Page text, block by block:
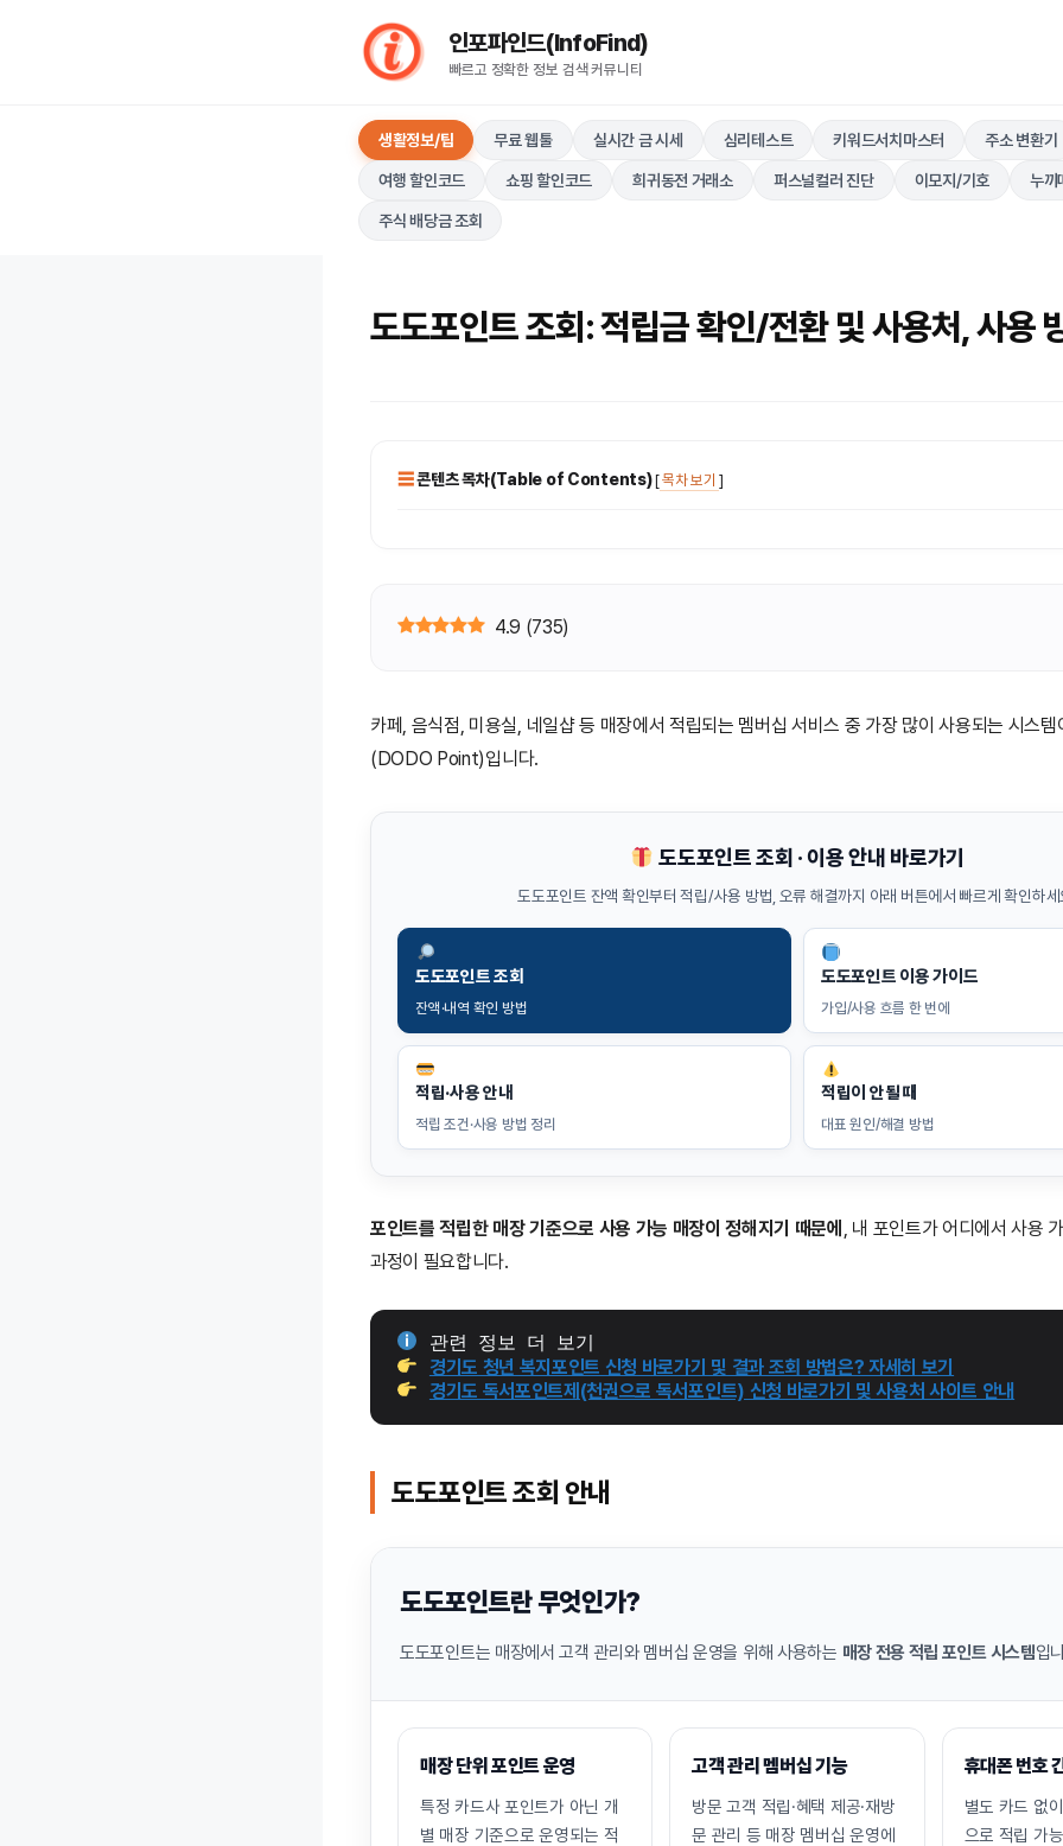
인포파인드(InfoFind)​​​​
빠르고 정확한 정보 검색 커뮤니티
생활정보/팁 무료 웹툴 실시간 금 시세 심리테스트 키워드서치마스터 주소 변환기
여행 할인코드 쇼핑 할인코드 희귀동전 거래소 퍼스널컬러 진단 이모지/기호 누끼
주식 배당금 조회
도도포인트 조회: 적립금 확인/전환 및 사용처, 사용
콘텐츠 목차(Table of Contents)[목차 보기 ]
4.9 (735)
카페, 음식점, 미용실, 네일샵 등 매장에서 적립되는 멤버십 서비스 중 가장 많이 사용되는 시스
(DODO Point)입니다.
도도포인트 조회 · 이용 안내 바로가기
도도포인트 잔액 확인부터 적립/사용 방법, 오류 해결까지 아래 버튼에서 빠르게 확인하세
도도포인트 조회
잔액·내역 확인 방법
도도포인트 이용 가이드
가입/사용 흐름 한 번에
적립·사용 안내
적립 조건·사용 방법 정리
적립이 안될 때
대표 원인/해결 방법
포인트를 적립한 매장 기준으로 사용 가능 매장이 정해지기 때문에 , 내 포인트가 어디에서 사용
과정이 필요합니다.
관련 정보 더 보기
경기도 청년 복지포인트 신청 바로가기 및 결과 조회 방법은? 자세히 보기
경기도 독서포인트제(천권으로 독서포인트) 신청 바로가기 및 사용처 사이트 안내
도도포인트 조회 안내
도도포인트란 무엇인가?
도도포인트는 매장에서 고객 관리와 멤버십 운영을 위해 사용하는 매장 전용 적립 포인트 시스템입
매장 단위 포인트 운영
특정 카드사 포인트가 아닌 개
별 매장 기준으로 운영되는 적
고객 관리 멤버십 기능
방문 고객 적립·혜택 제공·재방
문 관리 등 매장 멤버십 운영에
휴대폰 번호
별도 카드 없
으로 적립 가